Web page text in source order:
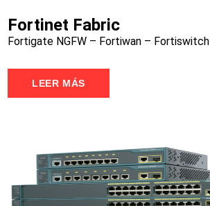
Fortinet Fabric
Fortigate NGFW – Fortiwan – Fortiswitch
LEER MÁS